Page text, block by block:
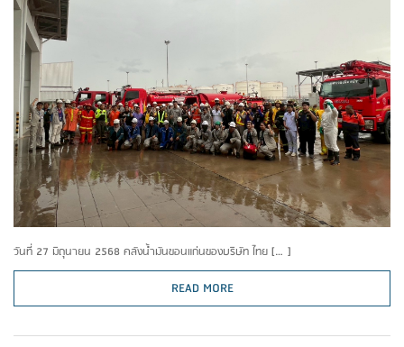
วันที่ 27 มิถุนายน 2568 คลังน้ำมันขอนแก่นของบริษัท ไทย […]
READ MORE